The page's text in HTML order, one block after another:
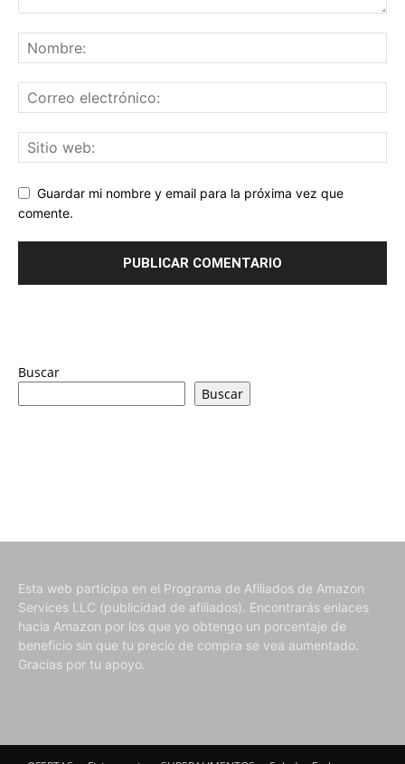
Guardar mi nombre y email para la próxima vez que
comente.
Buscar
Buscar
Esta web participa en el Programa de Afiliados de Amazon
Services LLC (publicidad de afiliados). Encontrarás enlaces
hacia Amazon por los que yo obtengo un porcentaje de
beneficio sin que tu precio de compra se vea aumentado.
Gracias por tu apoyo.